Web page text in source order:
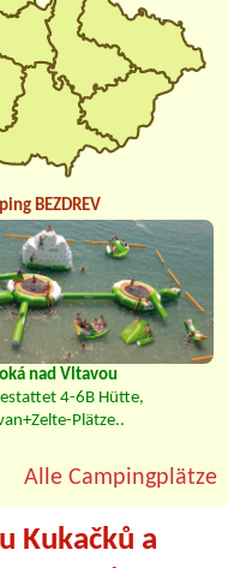
BEZDREV
nad Vltavou
4-6B Hütte,
Plätze..
Alle Campingplätze
Kukačků a